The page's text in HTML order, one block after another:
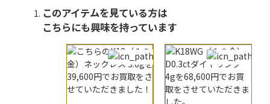
このアイテムを見ている方は
こちらにも興味を持っています